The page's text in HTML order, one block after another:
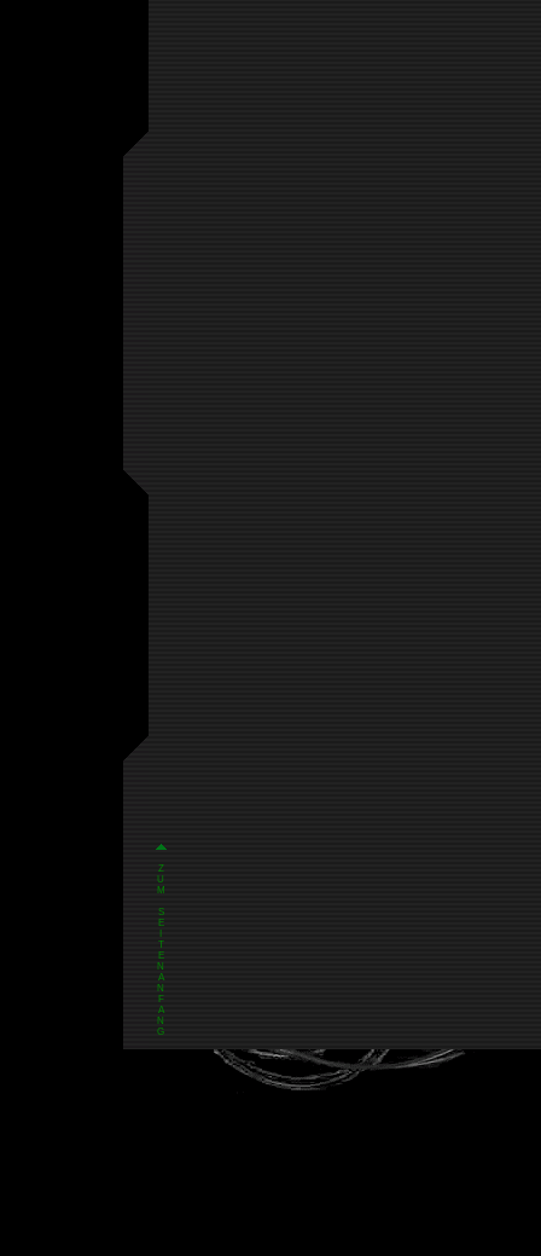
Z
U
M
S
E
T
E
N
A
N
F
A
N
G